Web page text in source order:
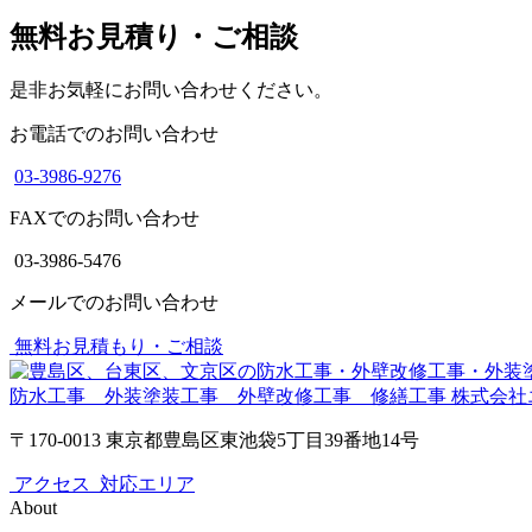
無料お見積り・ご相談
是非お気軽にお問い合わせください。
お電話でのお問い合わせ
03-3986-9276
FAXでのお問い合わせ
03-3986-5476
メールでのお問い合わせ
無料お見積もり・ご相談
防水工事 外装塗装工事 外壁改修工事 修繕工事 株式会社
〒170-0013 東京都豊島区東池袋5丁目39番地14号
アクセス 対応エリア
About